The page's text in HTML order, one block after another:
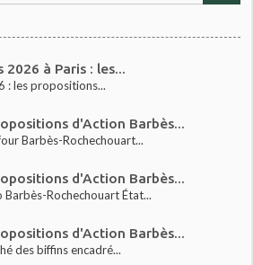
à Paris : les...
: les propositions...
d'Action Barbès...
Barbès-Rochechouart...
d'Action Barbès...
Rochechouart État...
d'Action Barbès...
des biffins encadré...